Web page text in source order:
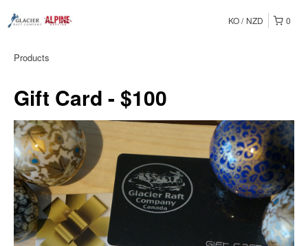
0
KO NZD
Products
Gift Card - $100